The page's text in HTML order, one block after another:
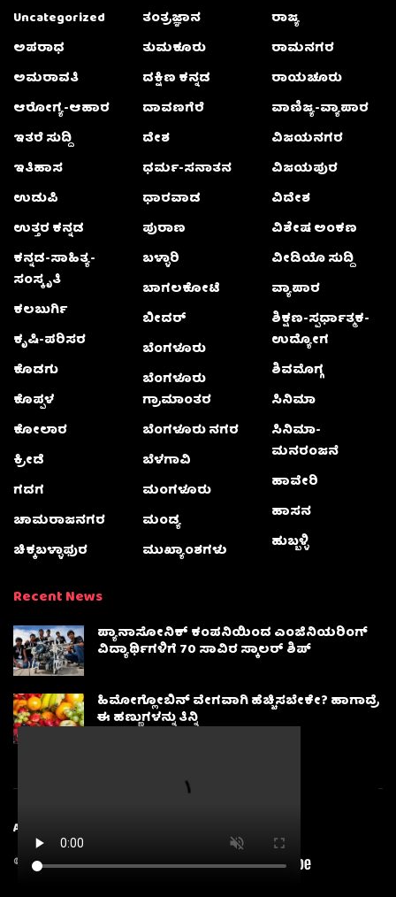
Uncategorized
ಅಪರಾಧ
ಅಮರಾವತಿ
ಆರೋಗ್ಯ-ಆಹಾರ
ಇತರೆ ಸುದ್ದಿ
ಇತಿಹಾಸ
ಉಡುಪಿ
ಉತ್ತರ ಕನ್ನಡ
ಕನ್ನಡ-ಸಾಹಿತ್ಯ-
ಸಂಸ್ಕೃತಿ
ಕಲಬುರ್ಗಿ
ಕೃಷಿ-ಪರಿಸರ
ಕೊಡಗು
ಕೊಪ್ಪಳ
ಕೋಲಾರ
ಕ್ರೀಡೆ
ಗದಗ
ಚಾಮರಾಜನಗರ
ಚಿಕ್ಕಬಳ್ಳಾಫುರ
ತಂತ್ರಜ್ಞಾನ
ತುಮಕೂರು
ದಕ್ಷಿಣ ಕನ್ನಡ
ದಾವಣಗೆರೆ
ದೇಶ
ಧರ್ಮ-ಸನಾತನ
ಧಾರವಾಡ
ಪುರಾಣ
ಬಳ್ಳಾರಿ
ಬಾಗಲಕೋಟೆ
ಬೀದರ್
ಬೆಂಗಳೂರು
ಬೆಂಗಳೂರು
ಗ್ರಾಮಾಂತರ
ಬೆಂಗಳೂರು ನಗರ
ಬೆಳಗಾವಿ
ಮಂಗಳೂರು
ಮಂಡ್ಯ
ಮುಖ್ಯಾಂಶಗಳು
ರಾಜ್ಯ
ರಾಮನಗರ
ರಾಯಚೂರು
ವಾಣಿಜ್ಯ-ವ್ಯಾಪಾರ
ವಿಜಯನಗರ
ವಿಜಯಪುರ
ವಿದೇಶ
ವಿಶೇಷ ಅಂಕಣ
ವೀಡಿಯೊ ಸುದ್ದಿ
ವ್ಯಾಪಾರ
ಶಿಕ್ಷಣ-ಸ್ಪರ್ಧಾತ್ಮಕ-
ಉದ್ಯೋಗ
ಶಿವಮೊಗ್ಗ
ಸಿನಿಮಾ
ಸಿನಿಮಾ-
ಮನರಂಜನೆ
ಹಾವೇರಿ
ಹಾಸನ
ಹುಬ್ಬಳ್ಳಿ
Recent News
ಪ್ಯಾನಾಸೋನಿಕ್ ಕಂಪನಿಯಿಂದ ಎಂಜಿನಿಯರಿಂಗ್
ವಿದ್ಯಾರ್ಥಿಗಳಿಗೆ 70 ಸಾವಿರ ಸ್ಕಾಲರ್ ಶಿಪ್
ಹಿಮೋಗ್ಲೋಬಿನ್ ವೇಗವಾಗಿ ಹೆಚ್ಚಿಸಬೇಕೇ? ಹಾಗಾದ್ರೆ
ಈ ಹಣ್ಣುಗಳನ್ನು ತಿನ್ನಿ
About
© 2025Karnatakanewsbeat